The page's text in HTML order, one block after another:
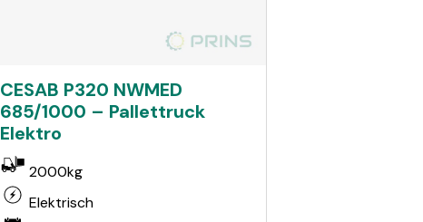
CESAB P320 NWMED
685/1000 – Pallettruck
Elektro
2000kg
Elektrisch